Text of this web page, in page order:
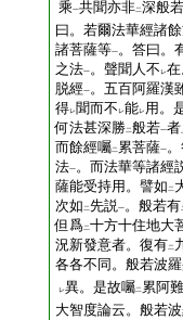
乘一共聞亦非二深般若
曰。若爾法華經諸
諸菩薩等一。答曰。
之法一。聲聞人不 レ
脱經一。五百阿羅漢
得レ聞而不 レ能レ用。
何法甚深勝二般若一者
而餘經囑二 累菩薩一
法一。而法華等諸經
薩能受持用。譬如 二
次如 二先説一。般若有
但爲二十方十住地大
況新發意者。復有二
各各不同。般若波
レ異。是故囑二 累阿難
大智度論云。般若